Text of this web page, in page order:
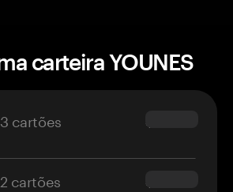
carteira YOUNES
cartões $69.90
cartões $54.90